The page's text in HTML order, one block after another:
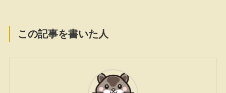
この記事を書いた人